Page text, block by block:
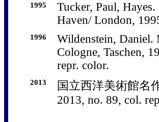
1995
Tucker, Paul,
Haven/ London,
1996
Wildenstein, Daniel.
Cologne, Taschen,
repr. color.
2013
国立西洋美術館名
2013, no. 89, col.